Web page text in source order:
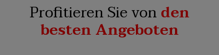
Profitieren Sie vonden
besten Angeboten